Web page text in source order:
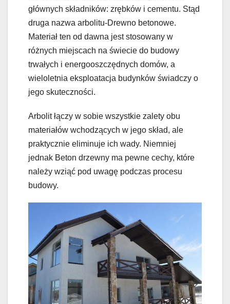
głównych składników: zrębków i cementu. Stąd
druga nazwa arbolitu-Drewno betonowe.
Materiał ten od dawna jest stosowany w
różnych miejscach na świecie do budowy
trwałych i energooszczędnych domów, a
wieloletnia eksploatacja budynków świadczy o
jego skuteczności.
Arbolit łączy w sobie wszystkie zalety obu
materiałów wchodzących w jego skład, ale
praktycznie eliminuje ich wady. Niemniej
jednak Beton drzewny ma pewne cechy, które
należy wziąć pod uwagę podczas procesu
budowy.